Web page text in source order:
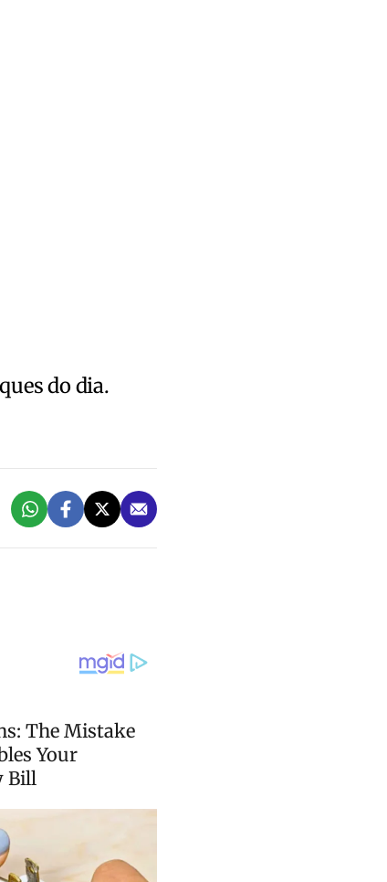
do dia.